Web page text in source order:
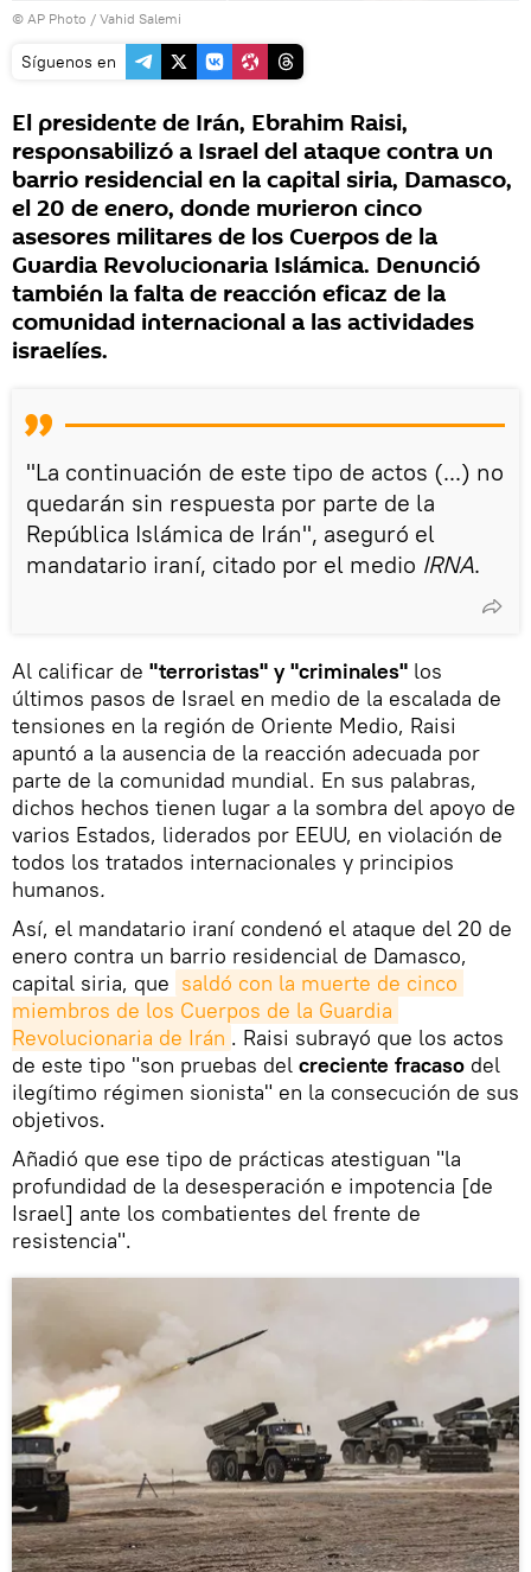
© AP Photo / Vahid Salemi
Síguenos en
El presidente de Irán, Ebrahim Raisi,
responsabilizó a Israel del ataque contra un
barrio residencial en la capital siria, Damasco,
el 20 de enero, donde murieron cinco
asesores militares de los Cuerpos de la
Guardia Revolucionaria Islámica. Denunció
también la falta de reacción eficaz de la
comunidad internacional a las actividades
israelíes.
"La continuación de este tipo de actos (...) no
quedarán sin respuesta por parte de la
República Islámica de Irán", aseguró el
mandatario iraní, citado por el medio IRNA.
Al calificar de "terroristas" y "criminales" los
últimos pasos de Israel en medio de la escalada de
tensiones en la región de Oriente Medio, Raisi
apuntó a la ausencia de la reacción adecuada por
parte de la comunidad mundial. En sus palabras,
dichos hechos tienen lugar a la sombra del apoyo de
varios Estados, liderados por EEUU, en violación de
todos los tratados internacionales y principios
humanos.
Así, el mandatario iraní condenó el ataque del 20 de
enero contra un barrio residencial de Damasco,
capital siria, que saldó con la muerte de cinco
miembros de los Cuerpos de la Guardia
Revolucionaria de Irán . Raisi subrayó que los actos
de este tipo "son pruebas del creciente fracaso del
ilegítimo régimen sionista" en la consecución de sus
objetivos.
Añadió que ese tipo de prácticas atestiguan "la
profundidad de la desesperación e impotencia [de
Israel] ante los combatientes del frente de
resistencia".